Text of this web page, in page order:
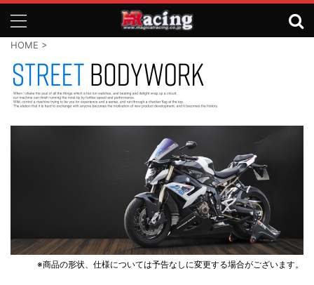
HOME >
※商品の形状、仕様については予告なしに変更する場合がございます。